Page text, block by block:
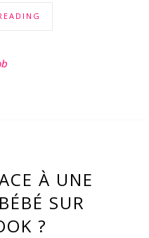
À UNE
SUR
?